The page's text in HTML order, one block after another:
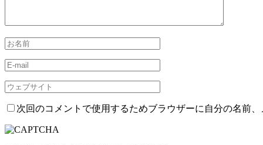
次回のコメントで使用するためブラウザーに自分の名前